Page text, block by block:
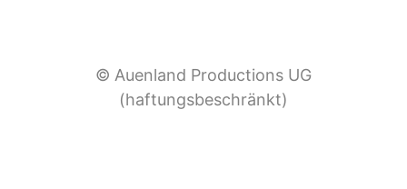
© Auenland Productions UG
(haftungsbeschränkt)